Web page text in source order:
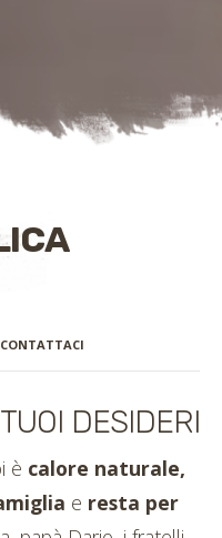
CONTATTACI
DESIDERI
è calore naturale,
e resta per